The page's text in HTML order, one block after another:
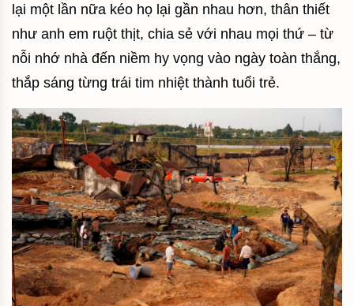
lại một lần nữa kéo họ lại gần nhau hơn, thân thiết
như anh em ruột thịt, chia sẻ với nhau mọi thứ – từ
nỗi nhớ nhà đến niềm hy vọng vào ngày toàn thắng,
thắp sáng từng trái tim nhiệt thành tuổi trẻ.